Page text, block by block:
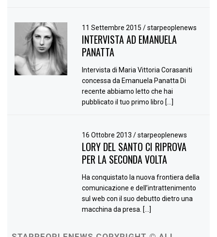
11 Settembre 2015/ starpeoplenews
INTERVISTA AD EMANUELA
PANATTA
Intervista di Maria Vittoria Corasaniti
concessa da Emanuela Panatta Di
recente abbiamo letto che hai
pubblicato il tuo primo libro […]
16 Ottobre 2013/ starpeoplenews
LORY DEL SANTO CI RIPROVA
PER LA SECONDA VOLTA
Ha conquistato la nuova frontiera della
comunicazione e dell’intrattenimento
sul web con il suo debutto dietro una
macchina da presa. […]